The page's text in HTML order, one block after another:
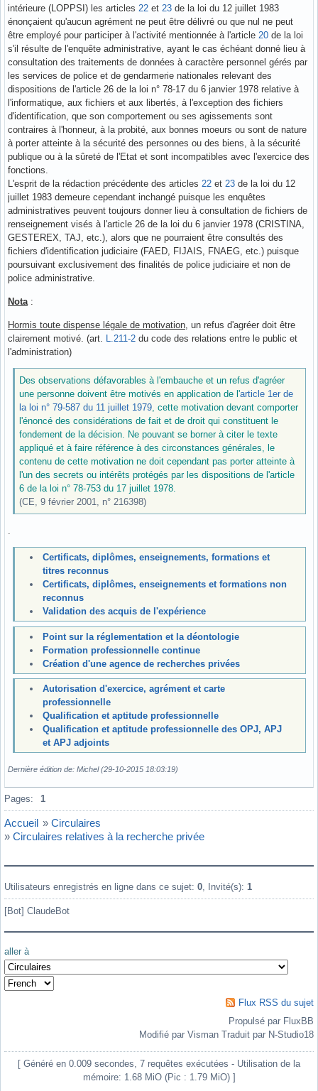
intérieure (LOPPSI) les articles 22 et 23 de la loi du 12 juillet 1983
énonçaient qu'aucun agrément ne peut être délivré ou que nul ne peut
être employé pour participer à l'activité mentionnée à l'article 20 de la loi
s'il résulte de l'enquête administrative, ayant le cas échéant donné lieu à
consultation des traitements de données à caractère personnel gérés par
les services de police et de gendarmerie nationales relevant des
dispositions de l'article 26 de la loi n° 78-17 du 6 janvier 1978 relative à
l'informatique, aux fichiers et aux libertés, à l'exception des fichiers
d'identification, que son comportement ou ses agissements sont
contraires à l'honneur, à la probité, aux bonnes moeurs ou sont de nature
à porter atteinte à la sécurité des personnes ou des biens, à la sécurité
publique ou à la sûreté de l'Etat et sont incompatibles avec l'exercice des
fonctions.
L'esprit de la rédaction précédente des articles 22 et 23 de la loi du 12
juillet 1983 demeure cependant inchangé puisque les enquêtes
administratives peuvent toujours donner lieu à consultation de fichiers de
renseignement visés à l'article 26 de la loi du 6 janvier 1978 (CRISTINA,
GESTEREX, TAJ, etc.), alors que ne pourraient être consultés des
fichiers d'identification judiciaire (FAED, FIJAIS, FNAEG, etc.) puisque
poursuivant exclusivement des finalités de police judiciaire et non de
police administrative.
Nota :
Hormis toute dispense légale de motivation , un refus d'agréer doit être
clairement motivé. (art.
L.211-2 du code des relations entre le public et
l'administration)
Des observations défavorables à l'embauche et un refus d'agréer
une personne doivent être motivés en application de l'article 1er de
la loi n° 79-587 du 11 juillet 1979, cette motivation devant comporter
l'énoncé des considérations de fait et de droit qui constituent le
fondement de la décision. Ne pouvant se borner à citer le texte
appliqué et à faire référence à des circonstances générales, le
contenu de cette motivation ne doit cependant pas porter atteinte à
l'un des secrets ou intérêts protégés par les dispositions de l'article
6 de la loi n° 78-753 du 17 juillet 1978.
(CE, 9 février 2001, n° 216398)
Certificats, diplômes, enseignements, formations et
titres reconnus
Certificats, diplômes, enseignements et formations non
reconnus
Validation des acquis de l'expérience
Point sur la réglementation et la déontologie
Formation professionnelle continue
Création d'une agence de recherches privées
Autorisation d'exercice, agrément et carte
professionnelle
Qualification et aptitude professionnelle
Qualification et aptitude professionnelle des OPJ, APJ
et APJ adjoints
Dernière édition de: Michel (29-10-2015 18:03:19)
Hors ligne
Pages: 1
Accueil » Circulaires
» Circulaires relatives à la recherche privée
Utilisateurs enregistrés en ligne dans ce sujet: 0 , Invité(s): 1
[Bot] ClaudeBot
aller à
Flux RSS du sujet
Propulsé par FluxBB
Modifié par Visman Traduit par N-Studio18
[ Généré en 0.009 secondes, 7 requêtes exécutées - Utilisation de la
mémoire: 1.68 MiO (Pic : 1.79 MiO) ]